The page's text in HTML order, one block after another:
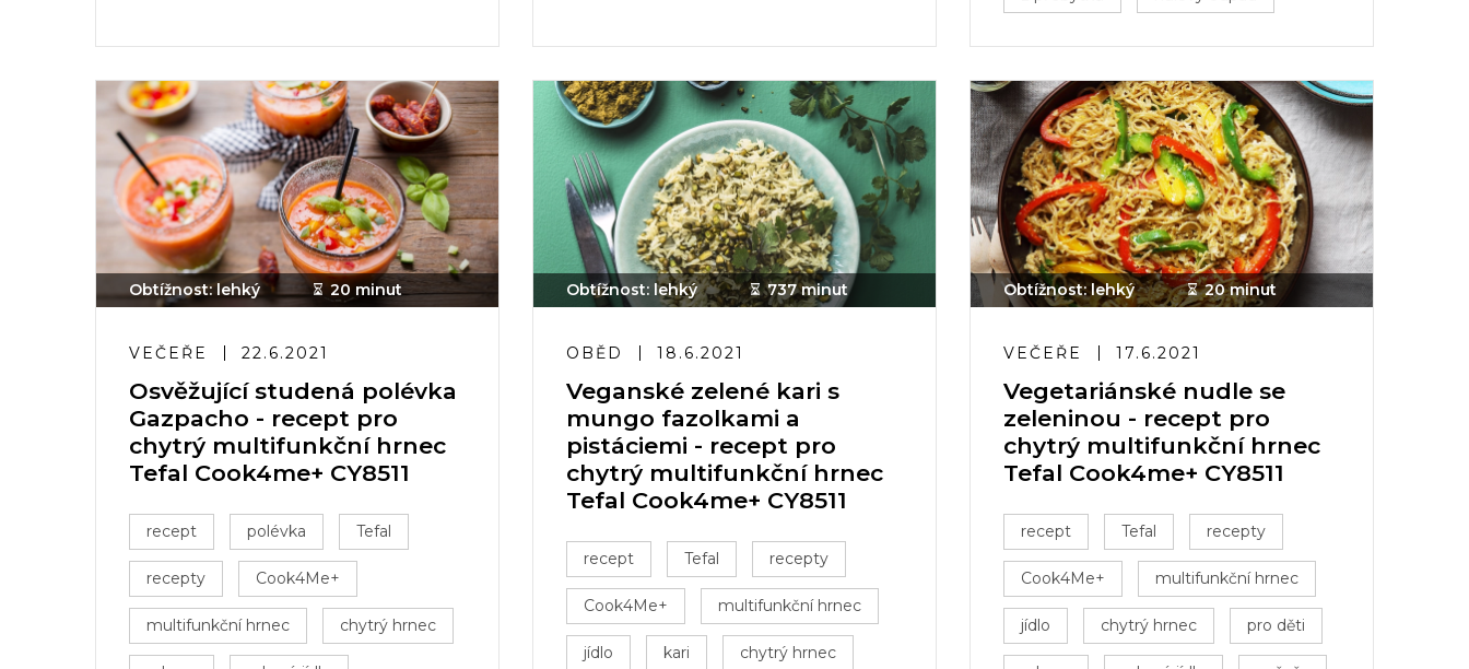
Obtížnost: lehký 20 minut
VEČEŘE 22.6.2021
Osvěžující studená polévka
Gazpacho - recept pro
chytrý multifunkční hrnec
Tefal Cook4me+ CY8511
recept polévka Tefal
recepty Cook4Me+
multifunkční hrnec chytrý hrnec
Obtížnost: lehký 737 minut
OBĚD 18.6.2021
Veganské zelené kari s
mungo fazolkami a
pistáciemi - recept pro
chytrý multifunkční hrnec
Tefal Cook4me+ CY8511
recept Tefal recepty
Cook4Me+ multifunkční hrnec
jídlo kari chytrý hrnec
Obtížnost: lehký 20 minut
VEČEŘE 17.6.2021
Vegetariánské nudle se
zeleninou - recept pro
chytrý multifunkční hrnec
Tefal Cook4me+ CY8511
recept Tefal recepty
Cook4Me+ multifunkční hrnec
jídlo chytrý hrnec pro děti